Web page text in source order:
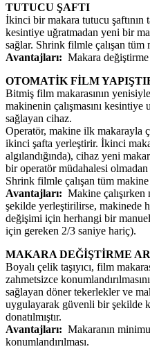
TUTUCU ŞAFTI
İkinci bir makara tutucu şaftının
kesintiye uğratmadan yeni bir
sağlar. Shrink filmle çalışan tüm
Avantajları: Makara değiştirme
OTOMATİK FİLM
Bitmiş film makarasının
makinenin çalışmasını
sağlayan cihaz.
Operatör, makine ilk makarayla
ikinci şafta yerleştirir. İkinci
algılandığında), cihaz yeni
bir operatör müdahalesi olmadan
Shrink filmle çalışan tüm
Avantajları: Makine çalışırken
şekilde yerleştirilirse, makinede
değişimi için herhangi bir
için gereken 2/3 saniye hariç).
MAKARA DEĞİŞTİRME
Boyalı çelik taşıyıcı, film
zahmetsizce
sağlayan döner tekerlekler ve
uygulayarak güvenli bir şekilde
donatılmıştır.
Avantajları: Makaranın
konumlandırılması.